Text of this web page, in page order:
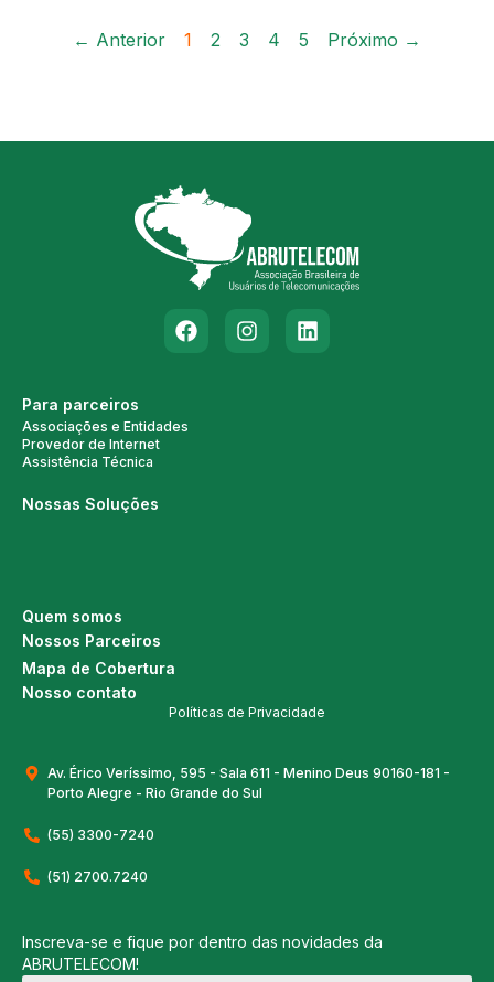
← Anterior 1 2 3 4 5 Próximo →
Para parceiros
Associações e Entidades
Provedor de Internet
Assistência Técnica
Nossas Soluções
Quem somos
Nossos Parceiros
Mapa de Cobertura
Nosso contato
Políticas de Privacidade
Av. Érico Veríssimo, 595 - Sala 611 - Menino Deus 90160-181 -
Porto Alegre - Rio Grande do Sul
(55) 3300-7240
(51) 2700.7240
Inscreva-se e fique por dentro das novidades da
ABRUTELECOM!